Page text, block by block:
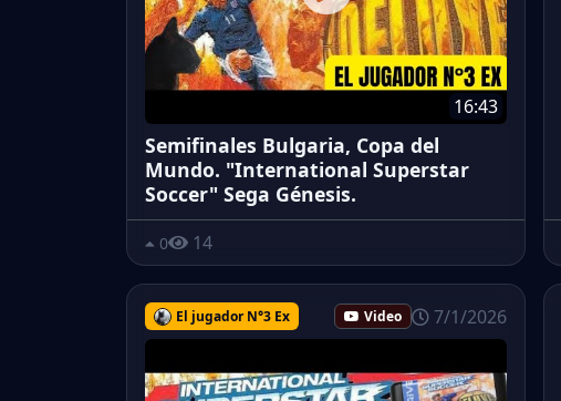
16:43
Semifinales Bulgaria, Copa del
Mundo. "International Superstar
Soccer" Sega Génesis.
0 14
El jugador N°3 Ex Video 7/1/2026